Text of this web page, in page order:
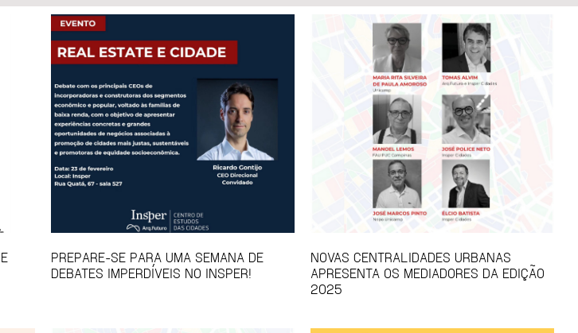
PREPARE-SE PARA UMA SEMANA DE
DEBATES IMPERDÍVEIS NO INSPER!
NOVAS CENTRALIDADES URBANAS
APRESENTA OS MEDIADORES DA EDIÇÃO
2025